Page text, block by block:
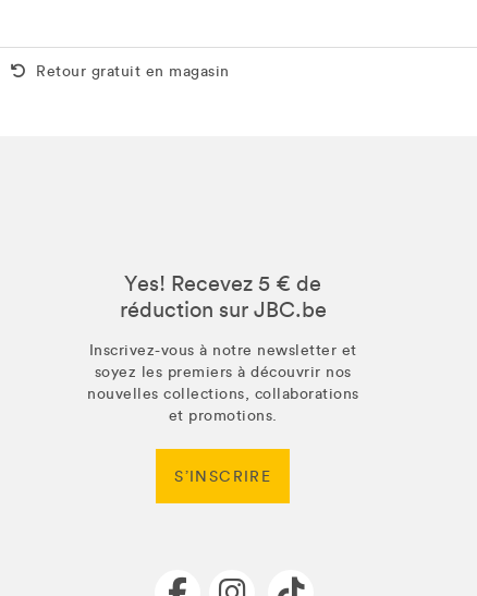
Retour gratuit aussi en magasin
Retour gratuit en magasin
Yes! Recevez 5 € de
réduction sur JBC.be
Inscrivez-vous à notre newsletter et
soyez les premiers à découvrir nos
nouvelles collections, collaborations
et promotions.
S’INSCRIRE